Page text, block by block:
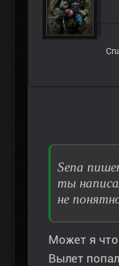
Sena
ты
не
Может я
Вылет